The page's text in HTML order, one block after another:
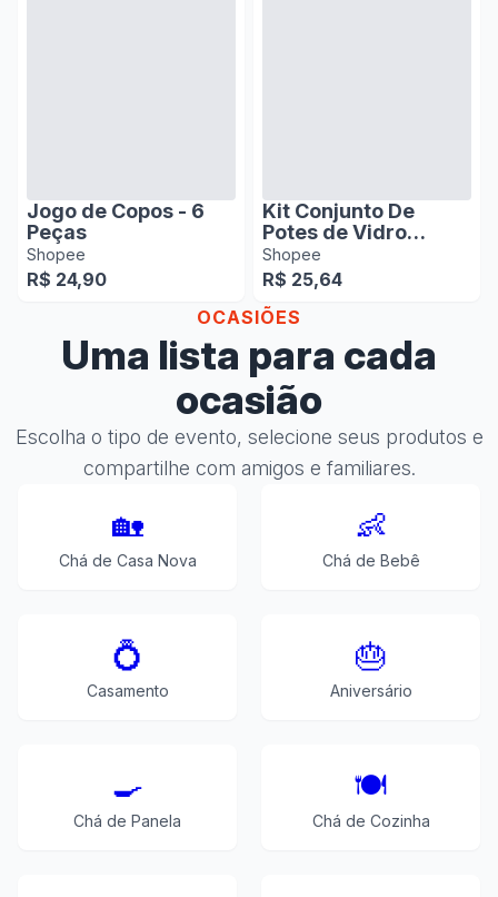
Jogo de Copos - 6
Peças
Shopee
R$ 24,90
Kit Conjunto De
Potes de Vidro
Resistente
Organizadores De
Cozinha Multiuso
Shopee
R$ 25,64
OCASIÕES
Uma lista para cada
ocasião
Escolha o tipo de evento, selecione seus produtos e
compartilhe com amigos e familiares.
🏡
Chá de Casa Nova
👶
Chá de Bebê
💍
Casamento
🎂
Aniversário
🍳
Chá de Panela
🍽️
Chá de Cozinha